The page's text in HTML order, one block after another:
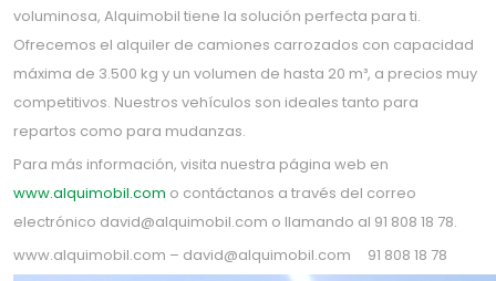
voluminosa, Alquimobil tiene la solución perfecta para ti.
Ofrecemos el alquiler de camiones carrozados con capacidad
máxima de 3.500 kg y un volumen de hasta 20 m³, a precios muy
competitivos. Nuestros vehículos son ideales tanto para
repartos como para mudanzas.
Para más información, visita nuestra página web en
www.alquimobil.com o contáctanos a través del correo
electrónico david@alquimobil.com o llamando al 91 808 18 78.
www.alquimobil.com – david@alquimobil.com 91 808 18 78